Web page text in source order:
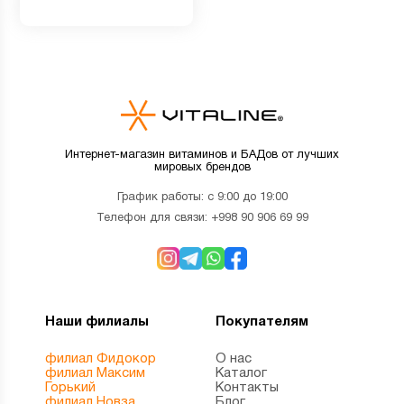
Интернет-магазин витаминов и БАДов от лучших
мировых брендов
График работы: с 9:00 до 19:00
Телефон для связи: +998 90 906 69 99
Наши филиалы
филиал Фидокор
филиал Максим
Горький
Покупателям
О нас
Каталог
Контакты